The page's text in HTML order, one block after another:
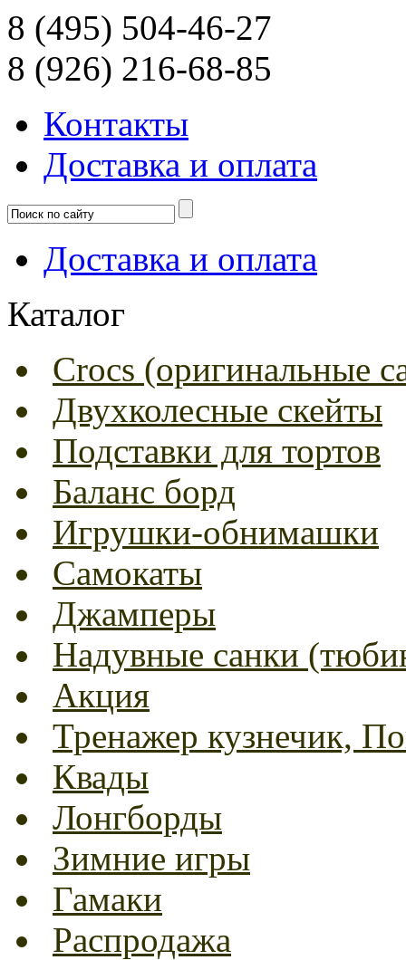
8 (495) 504-46-27
8 (926) 216-68-85
Контакты
Доcтавка и оплата
Доcтавка и оплата
Каталог
Crocs (оригинальные
Двухколесные скейты
Подставки для тортов
Баланс борд
Игрушки-обнимашки
Самокаты
Джамперы
Надувные санки
Акция
Тренажер кузнечик,
Квады
Лонгборды
Зимние игры
Гамаки
Распродажа